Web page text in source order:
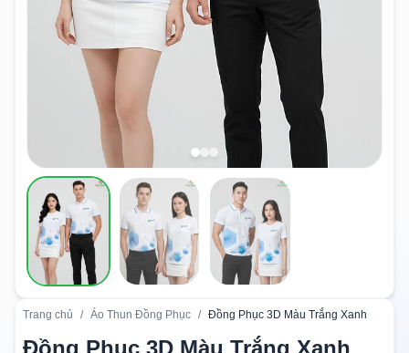
Trang chủ / Áo Thun Đồng Phục / Đồng Phục 3D Màu Trắng Xanh
Đồng Phục 3D Màu Trắng Xanh